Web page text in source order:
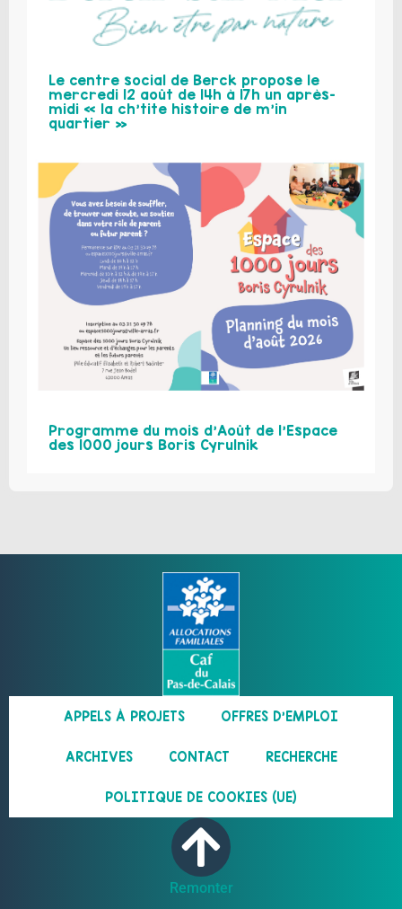
Le centre social de Berck propose le
mercredi 12 août de 14h à 17h un après-
midi « la ch’tite histoire de m’in
quartier »
Programme du mois d’Août de l’Espace
des 1000 jours Boris Cyrulnik
APPELS À PROJETS OFFRES D’EMPLOI
ARCHIVES CONTACT RECHERCHE
POLITIQUE DE COOKIES (UE)
Remonter